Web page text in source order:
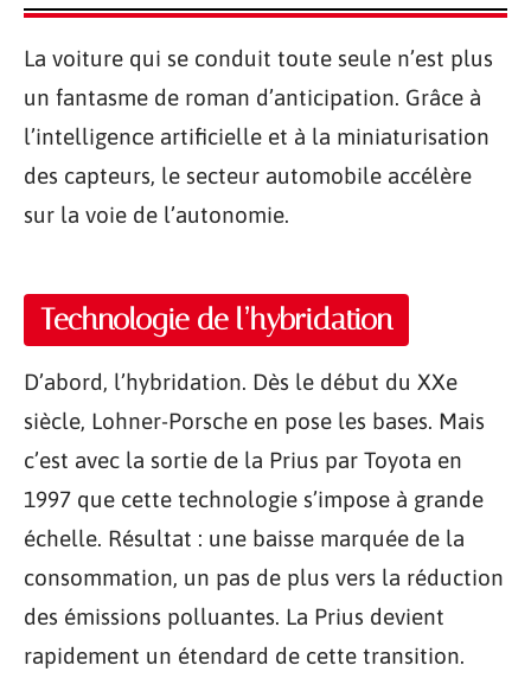
La voiture qui se conduit toute seule n’est plus
un fantasme de roman d’anticipation. Grâce à
l’intelligence artificielle et à la miniaturisation
des capteurs, le secteur automobile accélère
sur la voie de l’autonomie.
Technologie de l’hybridation
D’abord, l’hybridation. Dès le début du XXe
siècle, Lohner-Porsche en pose les bases. Mais
c’est avec la sortie de la Prius par Toyota en
1997 que cette technologie s’impose à grande
échelle. Résultat : une baisse marquée de la
consommation, un pas de plus vers la réduction
des émissions polluantes. La Prius devient
rapidement un étendard de cette transition.